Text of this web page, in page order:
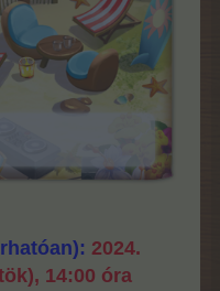
2024.
14:00 óra